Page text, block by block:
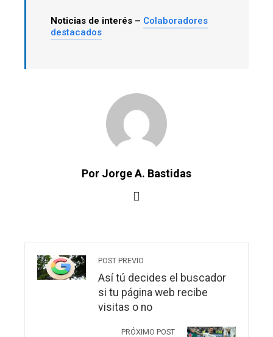
Noticias de interés – Colaboradores
destacados
Por Jorge A. Bastidas
POST PREVIO
Así tú decides el buscador
si tu página web recibe
visitas o no
PRÓXIMO POST